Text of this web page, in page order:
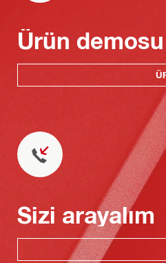
Ürün
Sizi arayalım